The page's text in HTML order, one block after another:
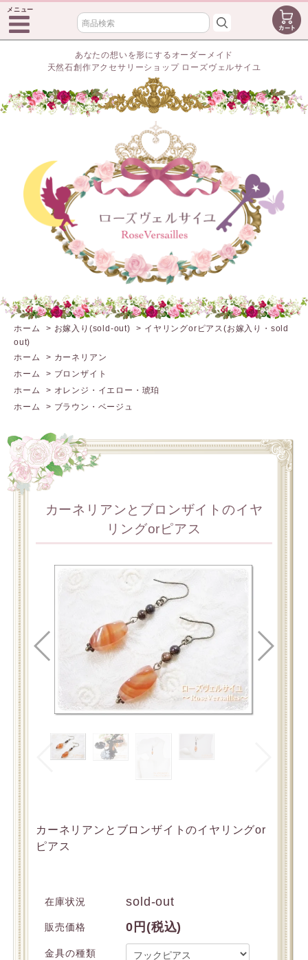
メニュー
あなたの想いを形にするオーダーメイド
天然石創作アクセサリーショップ ローズヴェルサイユ
ホーム > お嫁入り(sold-out) > イヤリングorピアス(お嫁入り・sold
out)
ホーム
> カーネリアン
ホーム
> ブロンザイト
ホーム
> オレンジ・イエロー・琥珀
ホーム
> ブラウン・ベージュ
カーネリアンとブロンザイトのイヤ
リングorピアス
カーネリアンとブロンザイトのイヤリングor
ピアス
在庫状況 sold-out
販売価格 0円(税込)
金具の種類